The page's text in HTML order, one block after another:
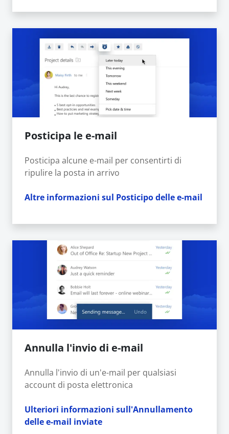
Posticipa le e-mail
Posticipa alcune e-mail per consentirti di
ripulire la posta in arrivo
Altre informazioni sul Posticipo delle e-mail
Annulla l'invio di e-mail
Annulla l'invio di un'e-mail per qualsiasi
account di posta elettronica
Ulteriori informazioni sull'Annullamento
delle e-mail inviate